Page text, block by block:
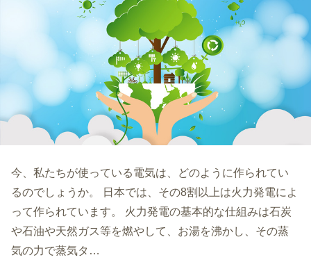
今、私たちが使っている電気は、どのように作られてい
るのでしょうか。 日本では、その8割以上は火力発電によ
って作られています。 火力発電の基本的な仕組みは石炭
や石油や天然ガス等を燃やして、お湯を沸かし、その蒸
気の力で蒸気タ…